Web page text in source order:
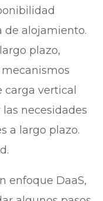
de alojamiento.
plazo,
vertical
necesidades
a largo plazo.
enfoque DaaS,